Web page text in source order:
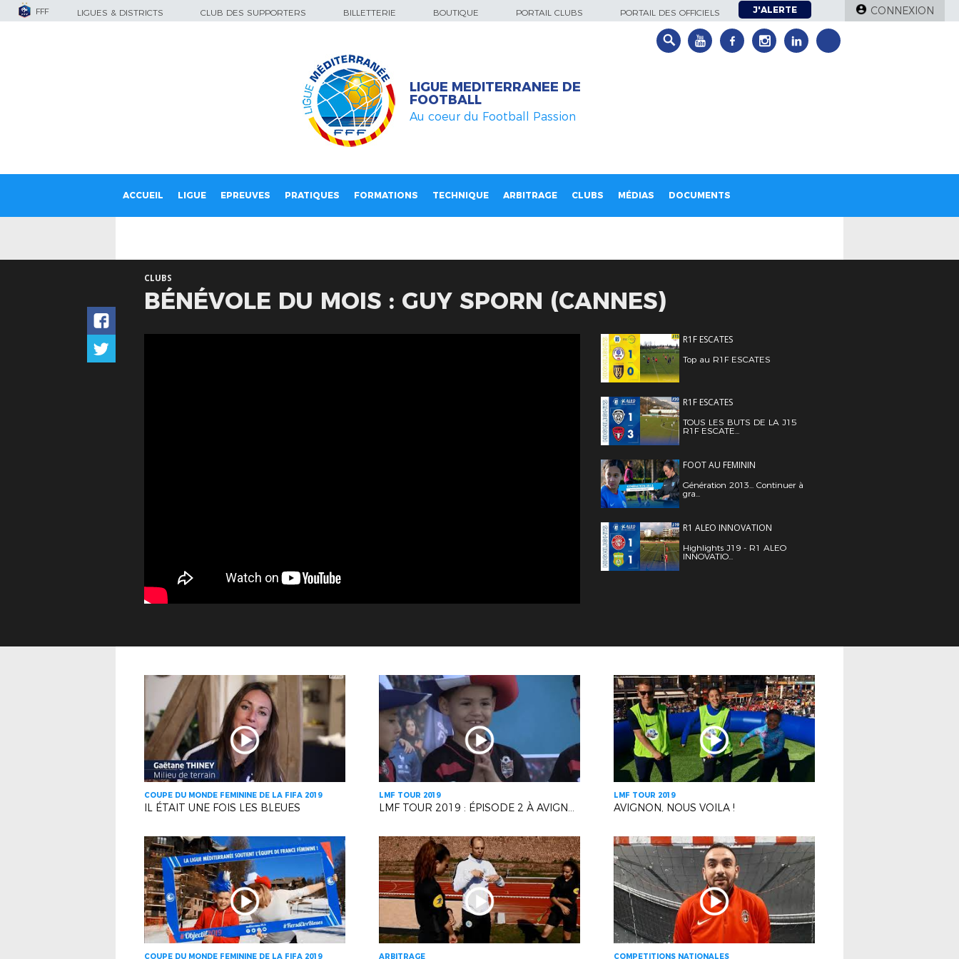
FFF LIGUES & DISTRICTS CLUB DES SUPPORTERS BILLETTERIE BOUTIQUE PORTAIL CLUBS PORTAIL DES OFFICIELS J'ALERTE CONNEXION
LIGUE MEDITERRANEE DE
FOOTBALL
Au coeur du Football Passion
ACCUEIL LIGUE EPREUVES PRATIQUES FORMATIONS TECHNIQUE ARBITRAGE CLUBS MÉDIAS DOCUMENTS
CLUBS
BÉNÉVOLE DU MOIS : GUY SPORN (CANNES)
R1F ESCATES
Top au R1F ESCATES
R1F ESCATES
TOUS LES BUTS DE LA J15
R1F ESCATE...
FOOT AU FEMININ
Génération 2013... Continuer à
gra...
R1 ALEO INNOVATION
Highlights J19 - R1 ALEO
INNOVATIO...
COUPE DU MONDE FEMININE DE LA FIFA 2019
IL ÉTAIT UNE FOIS LES BLEUES
LMF TOUR 2019
LMF TOUR 2019 : ÉPISODE 2 À AVIGNON !
LMF TOUR 2019
AVIGNON, NOUS VOILA !
COUPE DU MONDE FEMININE DE LA FIFA 2019 ARBITRAGE COMPETITIONS NATIONALES